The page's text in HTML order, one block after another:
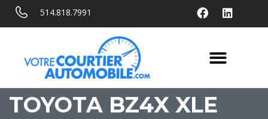
514.818.7991
TOYOTA BZ4X XLE